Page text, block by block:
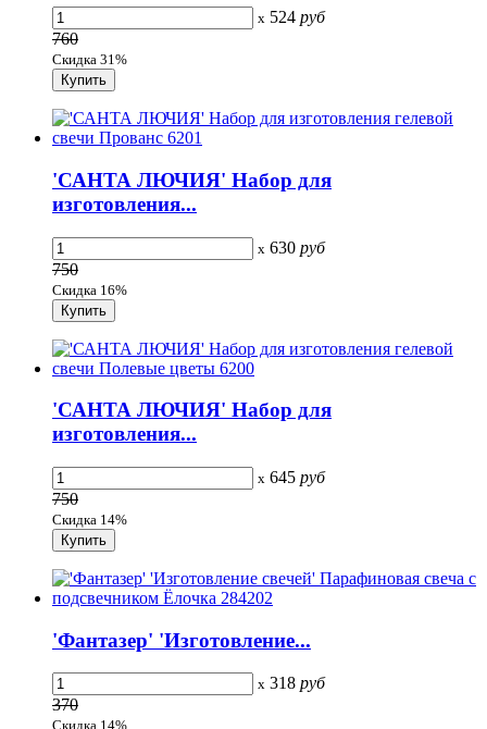
x 524 руб
760
Скидка 31%
'САНТА ЛЮЧИЯ' Набор для
изготовления...
x 630 руб
750
Скидка 16%
'САНТА ЛЮЧИЯ' Набор для
изготовления...
x 645 руб
750
Скидка 14%
'Фантазер' 'Изготовление...
x 318 руб
370
Скидка 14%